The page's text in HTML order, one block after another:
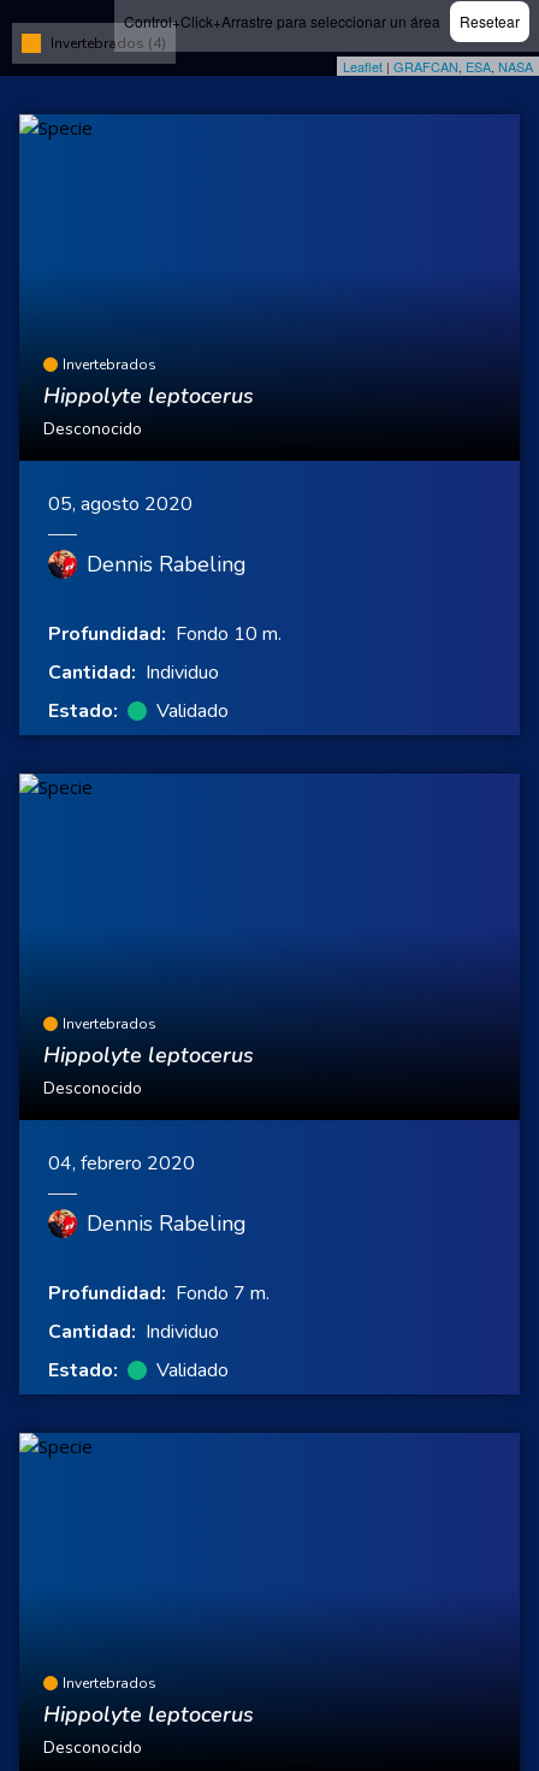
Control+Click+Arrastre para seleccionar un área Resetear
Invertebrados (4)
Leaflet | GRAFCAN ESA NASA
Invertebrados
Hippolyte leptocerus
Desconocido
05, agosto 2020
Dennis Rabeling
Profundidad: Fondo 10 m.
Cantidad: Individuo
Estado:
Validado
Invertebrados
Hippolyte leptocerus
Desconocido
04, febrero 2020
Dennis Rabeling
Profundidad: Fondo 7 m.
Cantidad: Individuo
Estado:
Validado
Invertebrados
Hippolyte leptocerus
Desconocido